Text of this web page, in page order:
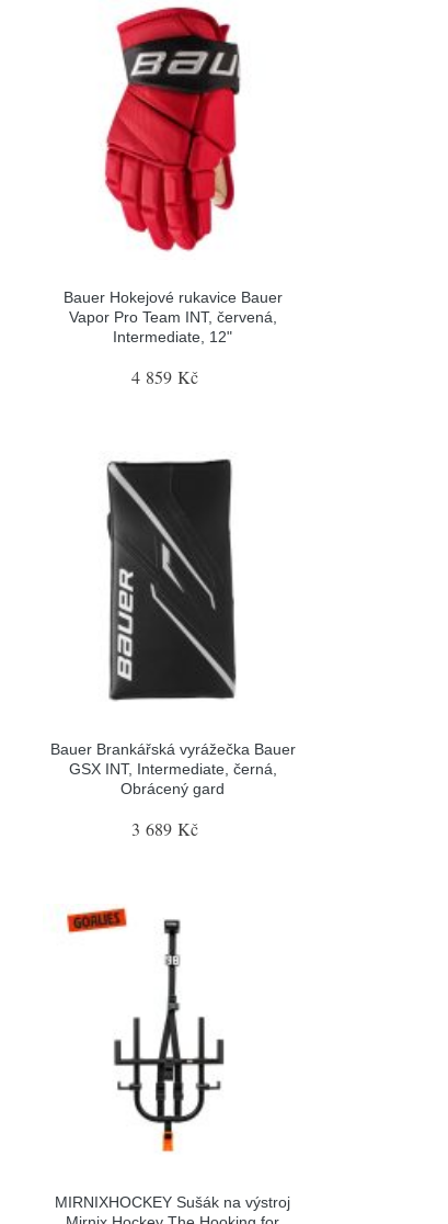
Bauer Hokejové rukavice Bauer
Vapor Pro Team INT, červená,
Intermediate, 12"
4 859 Kč
Bauer Brankářská vyrážečka Bauer
GSX INT, Intermediate, černá,
Obrácený gard
3 689 Kč
MIRNIXHOCKEY Sušák na výstroj